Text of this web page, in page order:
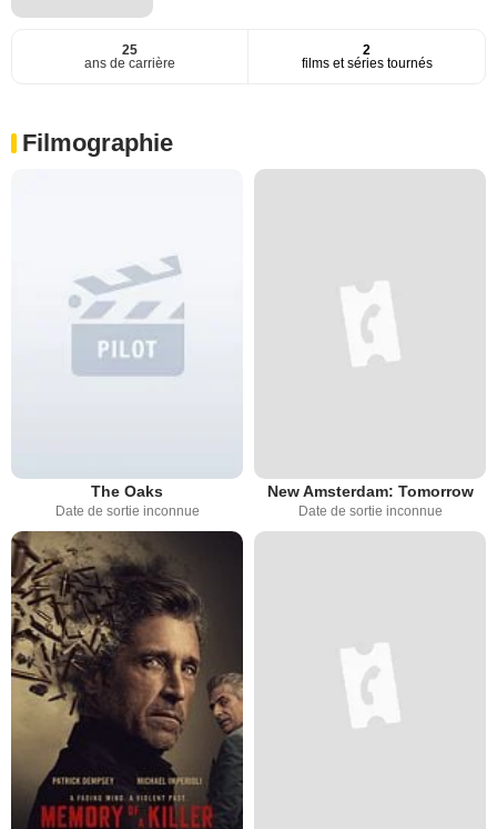
25
ans de carrière
2
films et séries tournés
Filmographie
The Oaks
Date de sortie inconnue
New Amsterdam: Tomorrow
Date de sortie inconnue